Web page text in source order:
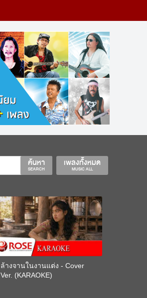
เพลงทั้งหมด
MUSIC ALL
ค้นหา
SEARCH
ล้างจานในงานแต่ง - Cover
Ver. (KARAOKE)